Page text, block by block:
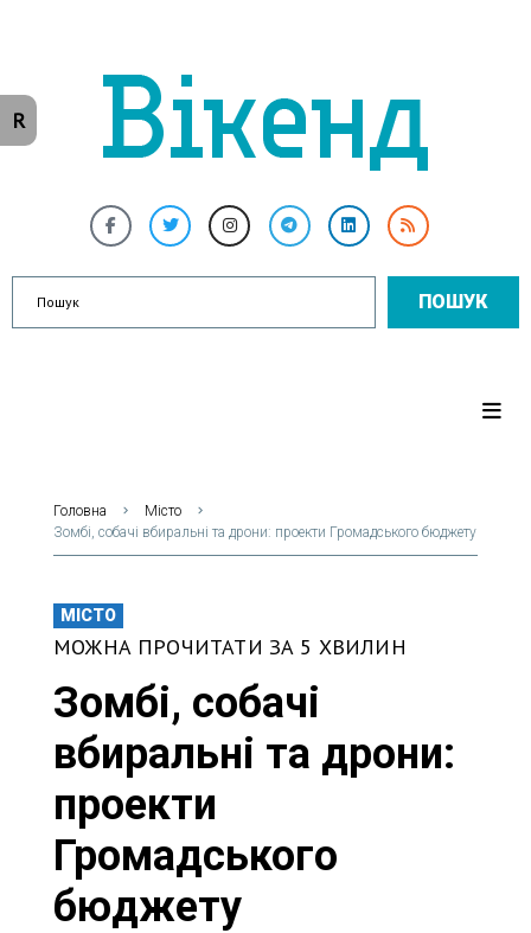
ПОШУК
Головна
Місто
Зомбі, собачі вбиральні та дрони: проекти Громадського бюджету
МІСТО
МОЖНА ПРОЧИТАТИ ЗА 5 ХВИЛИН
Зомбі, собачі
вбиральні та дрони:
проекти
Громадського
бюджету
R